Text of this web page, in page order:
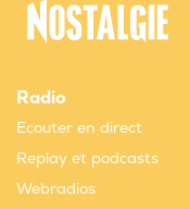
Radio
Ecouter en direct
Replay et podcasts
Webradios